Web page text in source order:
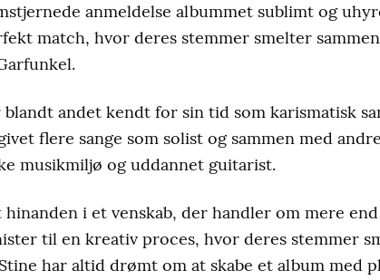
anmeldelse albummet sublimt og
match, hvor deres stemmer smelter
andet kendt for sin tid som karismatisk
flere sange som solist og sammen med
musikmiljø og uddannet guitarist.
hinanden i et venskab, der handler om mere
til en kreativ proces, hvor deres stemmer
har altid drømt om at skabe et album med